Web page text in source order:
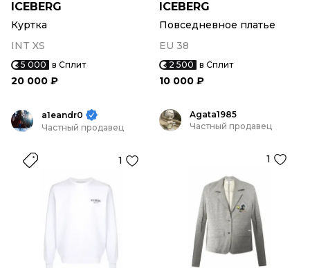
ICEBERG
Куртка
INT XS
5 000 в Сплит
20 000 ₽
ICEBERG
Повседневное платье
EU 38
2 500 в Сплит
10 000 ₽
a1eandr0
Частный продавец
1
Agata1985
Частный продавец
1